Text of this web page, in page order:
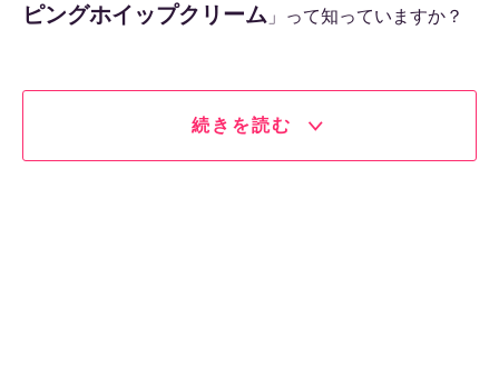
ピングホイップクリーム 」って知っていますか？
続きを読む